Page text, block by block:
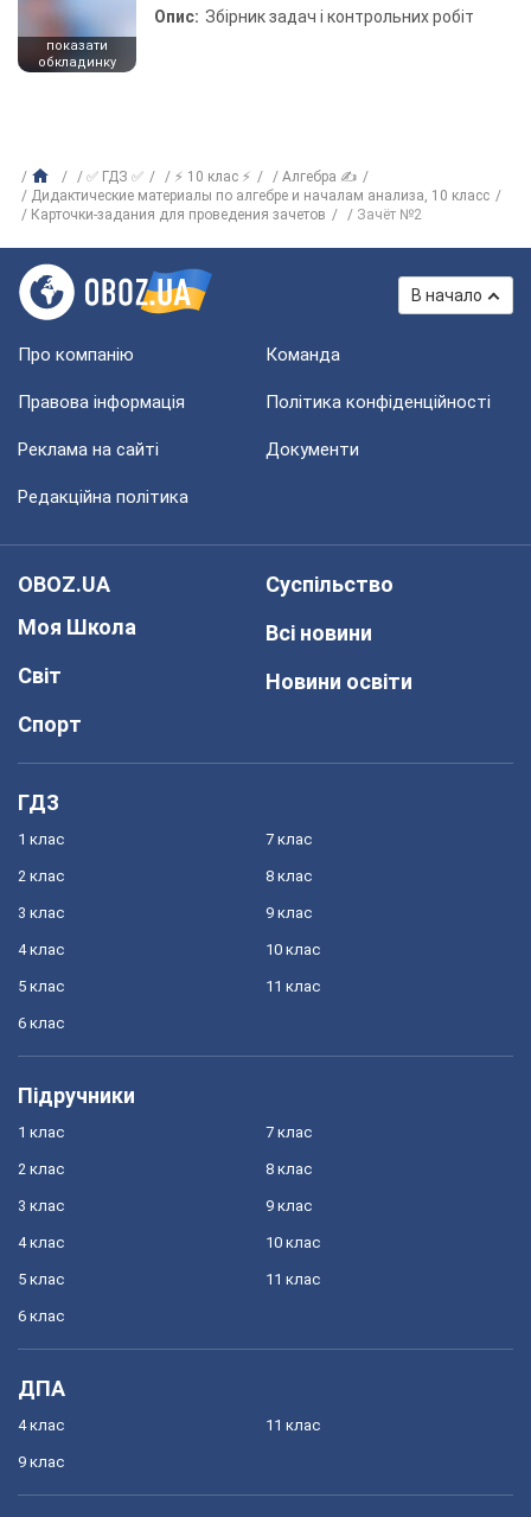
показати
обкладинку
Опис: Збірник задач і контрольних робіт
✅ ГДЗ ✅ ⚡ 10 клас ⚡
Алгебра ✍
Дидактические материалы по алгебре и началам анализа, 10 класс
Карточки-задания для проведения зачетов
Зачёт №2
В начало
Про компанію Команда
Правова інформація Політика конфіденційності
Реклама на сайті Документи
Редакційна політика
OBOZ.UA
Моя Школа
Світ
Спорт
Суспільство
Всі новини
Новини освіти
ГДЗ
1 клас
2 клас
3 клас
4 клас
5 клас
6 клас
7 клас
8 клас
9 клас
10 клас
11 клас
Підручники
1 клас
2 клас
3 клас
4 клас
5 клас
6 клас
7 клас
8 клас
9 клас
10 клас
11 клас
ДПА
4 клас
9 клас
11 клас